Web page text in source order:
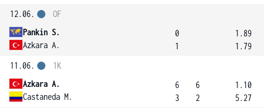
12.06.
Pankin S.
Azkara A.
OF
0
1
1.89
1.79
11.06.
Azkara A.
Castaneda M.
1K
6
3
6
2
1.10
5.27